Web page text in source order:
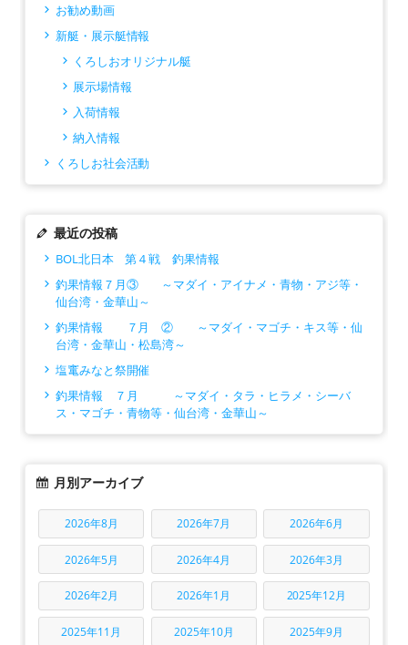
お勧め動画
新艇・展示艇情報
くろしおオリジナル艇
展示場情報
入荷情報
納入情報
くろしお社会活動
最近の投稿
BOL北日本 第４戦 釣果情報
釣果情報７月③ ～マダイ・アイナメ・青物・アジ等・
仙台湾・金華山～
釣果情報 ７月 ② ～マダイ・マゴチ・キス等・仙
台湾・金華山・松島湾～
塩竃みなと祭開催
釣果情報 ７月 ～マダイ・タラ・ヒラメ・シーバ
ス・マゴチ・青物等・仙台湾・金華山～
月別アーカイブ
2026年8月 2026年7月 2026年6月
2026年5月 2026年4月 2026年3月
2026年2月 2026年1月 2025年12月
2025年11月 2025年10月 2025年9月